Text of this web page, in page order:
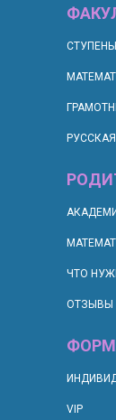
ОТЗЫВЫ
ЧТО
VIP